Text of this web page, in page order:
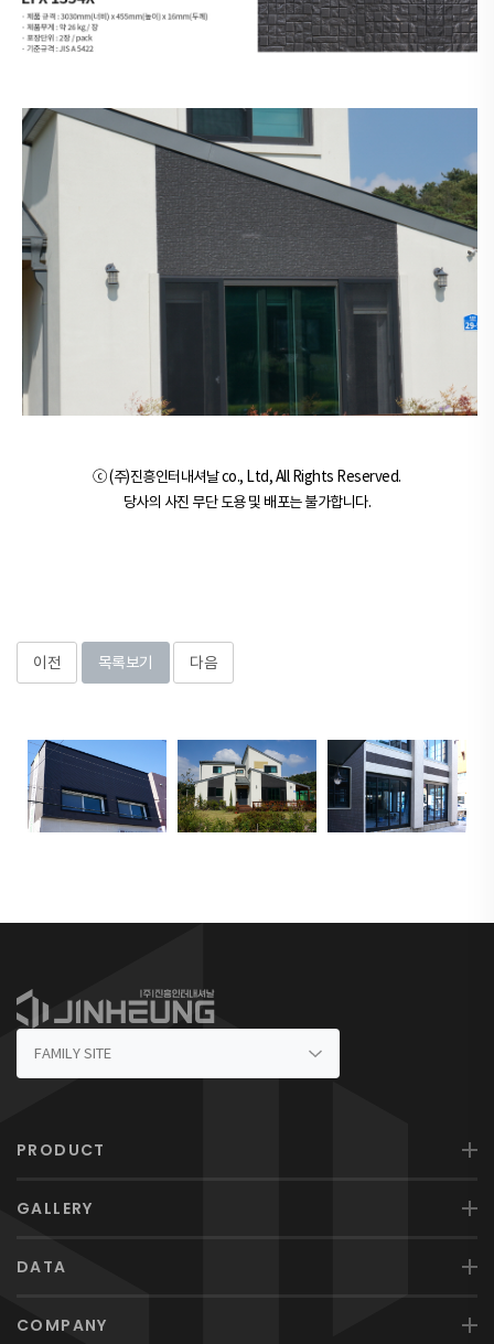
ⓒ (주)진흥인터내셔날 co., Ltd, All Rights Reserved.
당사의 사진 무단 도용 및 배포는 불가합니다.
이전 목록보기 다음
PRODUCT
GALLERY
DATA
COMPANY